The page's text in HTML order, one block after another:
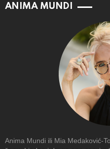
ANIMA MUNDI
Anima Mundi ili Mia Medaković-